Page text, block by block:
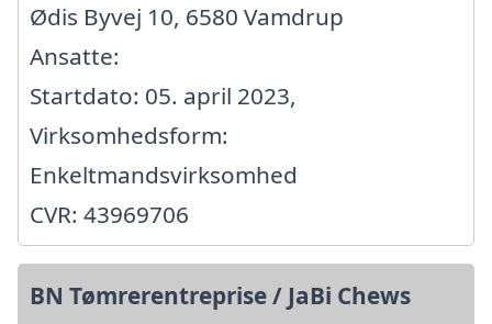
Ødis Byvej 10, 6580 Vamdrup
Ansatte:
Startdato: 05. april 2023,
Virksomhedsform:
Enkeltmandsvirksomhed
CVR: 43969706
BN Tømrerentreprise / JaBi Chews